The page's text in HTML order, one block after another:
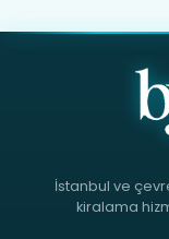
İstanbul ve
kiralama